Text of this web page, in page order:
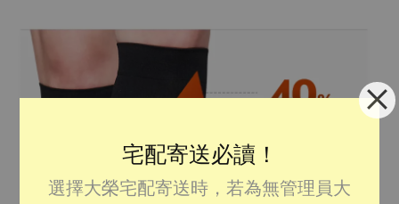
宅配寄送必讀！
選擇大榮宅配寄送時，若為無管理員大